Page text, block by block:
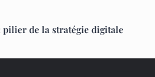
pilier de la stratégie digitale